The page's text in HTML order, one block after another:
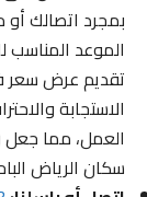
بمجرد اتصالك أو
الموعد المناسب
تقديم عرض سعر
الاستجابة
العمل، مما جعل
سكان الرياض